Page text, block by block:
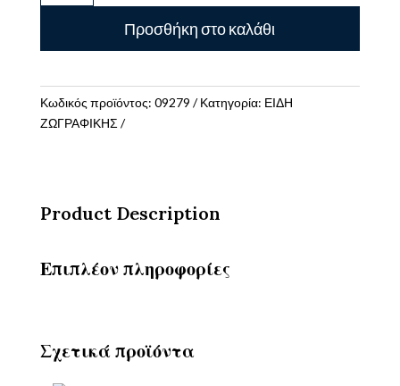
Ζωγραφικής
the
ποσότητα
Προσθήκη στο καλάθι
Κωδικός προϊόντος: 09279 Κατηγορία: ΕΙΔΗ
ΖΩΓΡΑΦΙΚΗΣ
Product Description
Επιπλέον πληροφορίες
Σχετικά προϊόντα